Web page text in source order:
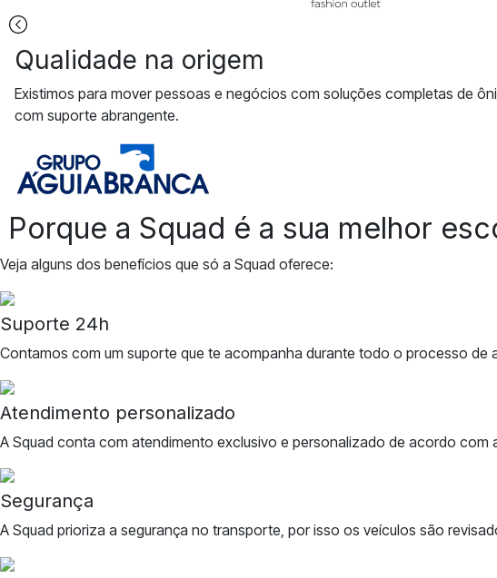
Qualidade na origem
Existimos para mover pessoas e negócios com soluções completas de
com suporte abrangente.
Porque a Squad é a sua melhor
Veja alguns dos benefícios que só a Squad oferece:
Suporte 24h
Contamos com um suporte que te acompanha durante todo o processo de
Atendimento personalizado
A Squad conta com atendimento exclusivo e personalizado de acordo com
Segurança
A Squad prioriza a segurança no transporte, por isso os veículos são